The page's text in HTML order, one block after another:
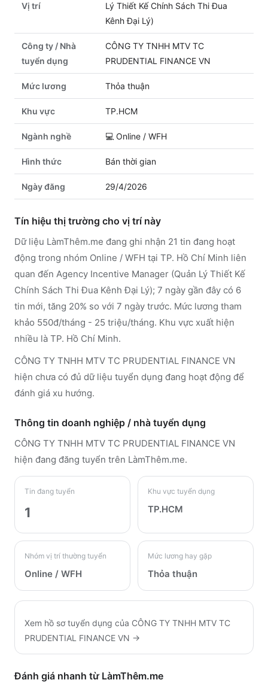
Vị trí
Lý Thiết Kế Chính Sách Thi Đua
Kênh Đại Lý)
Công ty / Nhà
tuyển dụng
CÔNG TY TNHH MTV TC
PRUDENTIAL FINANCE VN
Mức lương Thỏa thuận
Khu vực TP.HCM
Ngành nghề 💻 Online / WFH
Hình thức Bán thời gian
Ngày đăng 29/4/2026
Tín hiệu thị trường cho vị trí này
Dữ liệu LàmThêm.me đang ghi nhận 21 tin đang hoạt
động trong nhóm Online / WFH tại TP. Hồ Chí Minh liên
quan đến Agency Incentive Manager (Quản Lý Thiết Kế
Chính Sách Thi Đua Kênh Đại Lý); 7 ngày gần đây có 6
tin mới, tăng 20% so với 7 ngày trước. Mức lương tham
khảo 550đ/tháng - 25 triệu/tháng. Khu vực xuất hiện
nhiều là TP. Hồ Chí Minh.
CÔNG TY TNHH MTV TC PRUDENTIAL FINANCE VN
hiện chưa có đủ dữ liệu tuyển dụng đang hoạt động để
đánh giá xu hướng.
Thông tin doanh nghiệp / nhà tuyển dụng
CÔNG TY TNHH MTV TC PRUDENTIAL FINANCE VN
hiện đang đăng tuyển trên LàmThêm.me.
Tin đang tuyển
1
Khu vực tuyển dụng
TP.HCM
Nhóm vị trí thường tuyển
Online / WFH
Mức lương hay gặp
Thỏa thuận
Xem hồ sơ tuyển dụng của CÔNG TY TNHH MTV TC
PRUDENTIAL FINANCE VN →
Đánh giá nhanh từ LàmThêm.me